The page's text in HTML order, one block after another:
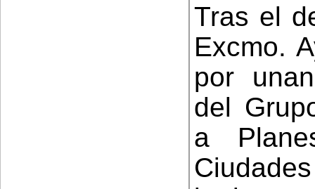
Tras el
Excmo.
por
del
a